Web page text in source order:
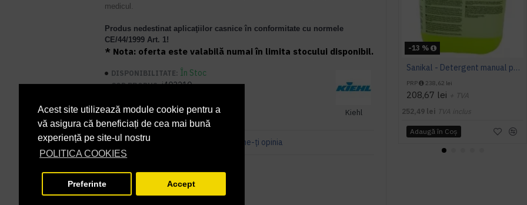
Acest site utilizează module cookie pentru a
vă asigura că beneficiați de cea mai bună
experiență pe site-ul nostru
POLITICA COOKIES
Preferinte Accept
medicul.
Produs nedestinat aplicaţiilor casnice în conformitate cu normele
CE/44/1999 Art. 1!
* Nota: oferta este valabilă numai în limita stocului disponibil.
DISPONIBILITATE: În Stoc
COD PRODUS: j403210
Kiehl
Spune-ţi opinia
187,50 lei+ TVA
226,88 leiTVA inclus
-13 %
Sanikal - Detergent manual pentru obiecte sanitare, 10 L, Kiehl
PRP 238,62 lei
208,67 lei + TVA
252,49 lei TVA inclus
Adaugă în Coş